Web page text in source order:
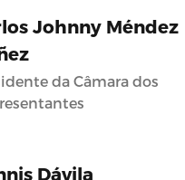
Johnny Méndez
da Câmara dos
Dávila